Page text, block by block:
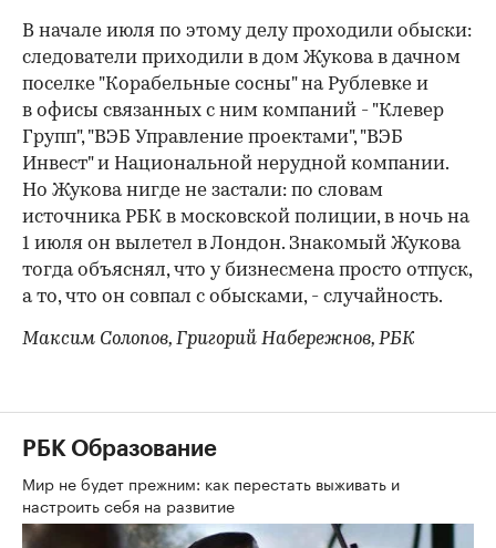
В начале июля по этому делу проходили обыски:
следователи приходили в дом Жукова в дачном
поселке "Корабельные сосны" на Рублевке и
в офисы связанных с ним компаний - "Клевер
Групп", "ВЭБ Управление проектами", "ВЭБ
Инвест" и Национальной нерудной компании.
Но Жукова нигде не застали: по словам
источника РБК в московской полиции, в ночь на
1 июля он вылетел в Лондон. Знакомый Жукова
тогда объяснял, что у бизнесмена просто отпуск,
а то, что он совпал с обысками, - случайность.
Максим Солопов, Григорий Набережнов, РБК
РБК Образование
Мир не будет прежним: как перестать выживать и
настроить себя на развитие